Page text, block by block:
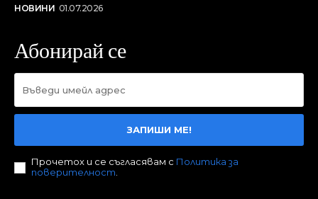
НОВИНИ 01.07.2026
Абонирай се
ЗАПИШИ МЕ!
Прочетох и се съгласявам с Политика за
поверителност